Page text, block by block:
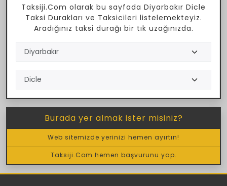
Taksiji.Com olarak bu sayfada Diyarbakır Dicle
Taksi Durakları ve Taksicileri listelemekteyiz.
Aradığınız taksi durağı bir tık uzağınızda.
Burada yer almak ister misiniz?
Web sitemizde yerinizi hemen ayırtın!
Taksiji.Com hemen başvurunu yap.